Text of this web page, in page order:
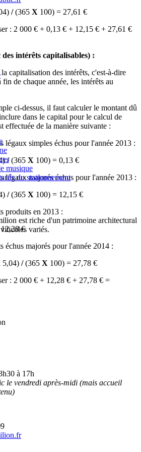
/(365 X 100) = 27,61 €
: 2 000 € + 0,13 € + 12,15 € + 27,61 €
intérêts capitalisables) :
capitalisation des intérêts, c'est-à-dire
de chaque année, les intérêts au
ci-dessus, il faut calculer le montant dû
dans le capital pour le calcul de
effectuée de la manière suivante :
légaux simples échus pour l'année 2013 :
/(365 X 100) = 0,13 €
légaux majorés échus pour l'année 2013 :
/(365 X 100) = 12,15 €
produits en 2013 :
12,28 €
échus majorés pour l'année 2014 :
5,04) /(365 X 100) = 27,78 €
: 2 000 € + 12,28 € + 27,78 € =
musique
du stationnement
est riche d'un patrimoine architectural
variés.
à 17h
le vendredi après-midi (mais accueil